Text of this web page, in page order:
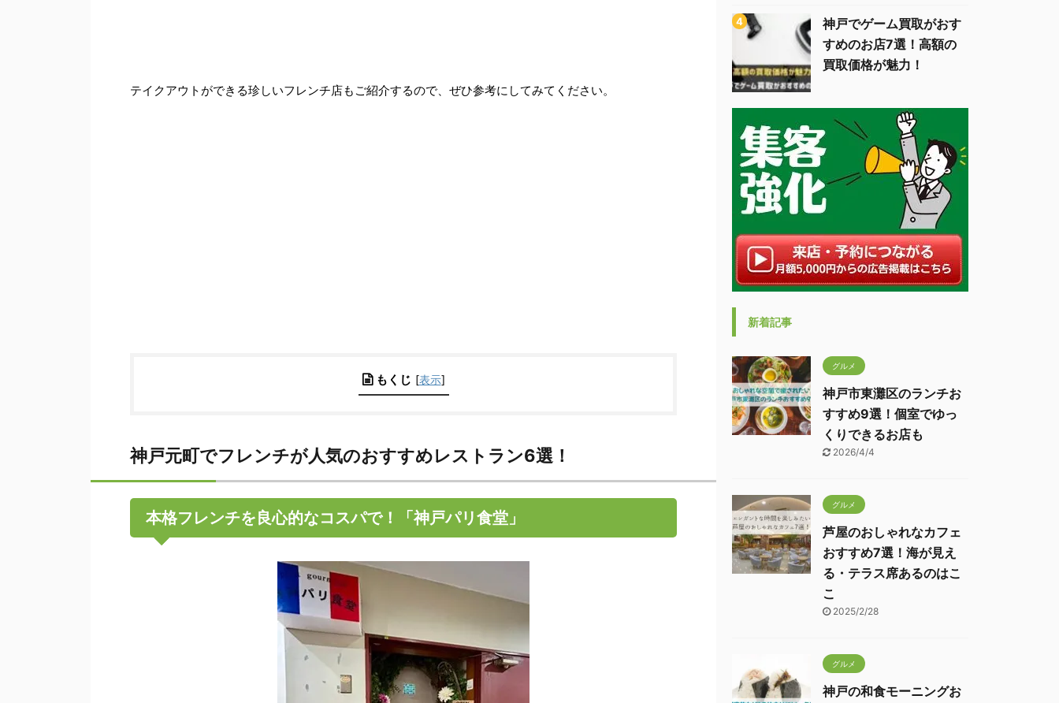
テイクアウトができる珍しいフレンチ店もご紹介するので、ぜひ参考にしてみてください。
もくじ [表示]
神戸元町でフレンチが人気のおすすめレストラン6選！
本格フレンチを良心的なコスパで！「神戸パリ食堂」
神戸でゲーム買取がおす
すめのお店7選！高額の
買取価格が魅力！
新着記事
グルメ
神戸市東灘区のランチお
すすめ9選！個室でゆっ
くりできるお店も
2026/4/4
グルメ
芦屋のおしゃれなカフェ
おすすめ7選！海が見え
る・テラス席あるのはこ
こ
2025/2/28
グルメ
神戸の和食モーニングお